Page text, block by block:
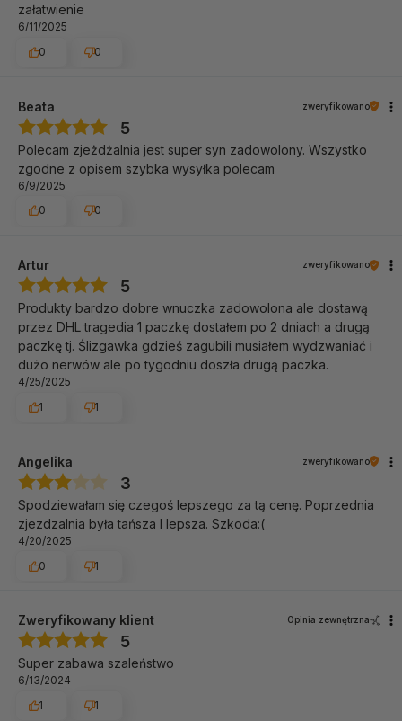
załatwienie
6/11/2025
0
0
Beata zweryfikowano
5
Polecam zjeżdżalnia jest super syn zadowolony. Wszystko
zgodne z opisem szybka wysyłka polecam
6/9/2025
0
0
Artur zweryfikowano
5
Produkty bardzo dobre wnuczka zadowolona ale dostawą
przez DHL tragedia 1 paczkę dostałem po 2 dniach a drugą
paczkę tj. Ślizgawka gdzieś zagubili musiałem wydzwaniać i
dużo nerwów ale po tygodniu doszła drugą paczka.
4/25/2025
1
1
Angelika zweryfikowano
3
Spodziewałam się czegoś lepszego za tą cenę. Poprzednia
zjezdzalnia była tańsza I lepsza. Szkoda:(
4/20/2025
0
1
Zweryfikowany klient Opinia zewnętrzna
5
Super zabawa szaleństwo
6/13/2024
1
1